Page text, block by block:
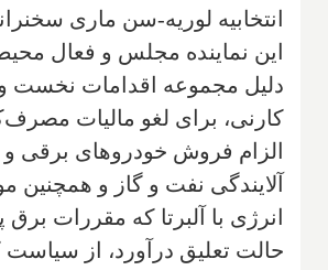
انتخابیه لوریه-سن ماری
این نماینده مجلس و فعال
دلیل مجموعه اقدامات نخست
کارنی، برای لغو مالیات
الزام فروش خودروهای برقی
آلایندگی نفت و گاز و همچنین
انرژی با آلبرتا که مقررات برق
حالت تعلیق درآورد، از سیاست